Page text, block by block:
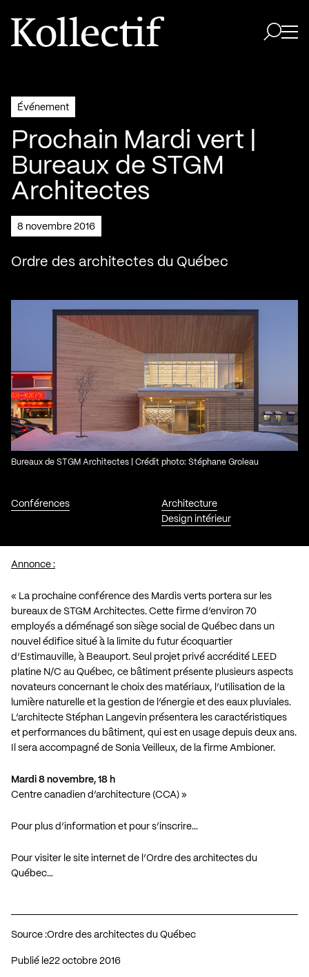
Aller à la page d'accueil
Logo Kollectif
Événement
Prochain Mardi vert |
Bureaux de STGM
Architectes
8 novembre 2016
Ordre des architectes du Québec
Conférences
Architecture
Design intérieur
Bureaux de STGM Architectes | Crédit photo: Stéphane Groleau
Annonce :
« La prochaine conférence des Mardis verts portera sur les
bureaux de STGM Architectes. Cette firme d’environ 70
employés a déménagé son siège social de Québec dans un
nouvel édifice situé à la limite du futur écoquartier
d’Estimauville, à Beauport. Seul projet privé accrédité LEED
platine N/C au Québec, ce bâtiment présente plusieurs aspects
novateurs concernant le choix des matériaux, l’utilisation de la
lumière naturelle et la gestion de l’énergie et des eaux pluviales.
L’architecte Stéphan Langevin présentera les caractéristiques
et performances du bâtiment, qui est en usage depuis deux ans.
Il sera accompagné de Sonia Veilleux, de la firme Ambioner.
Mardi 8 novembre, 18 h
Centre canadien d’architecture (CCA) »
Pour plus d’information et pour s’inscrire…
Pour visiter le site internet de l’Ordre des architectes du
Québec…
Source :Ordre des architectes du Québec
Publié le 22 octobre 2016